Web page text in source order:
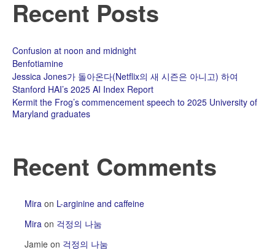
Recent Posts
Confusion at noon and midnight
Benfotiamine
Jessica Jones가 돌아온다(Netflix의 새 시즌은 아니고) 하여
Stanford HAI’s 2025 AI Index Report
Kermit the Frog’s commencement speech to 2025 University of
Maryland graduates
Recent Comments
Mira on L-arginine and caffeine
Mira on 걱정의 나눔
Jamie on 걱정의 나눔